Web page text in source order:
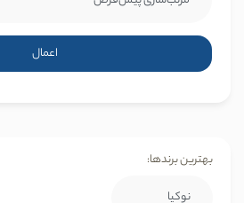
اعمال
بهترین برندها: